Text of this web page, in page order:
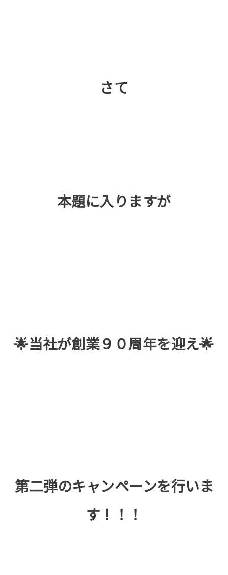
さて
本題に入りますが
🌟当社が創業９０周年を迎え🌟
第二弾のキャンペーンを行いま
す！！！